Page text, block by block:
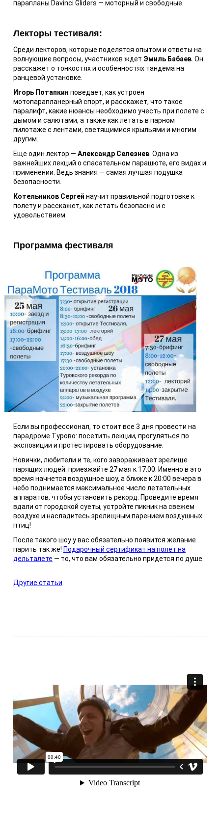
парапланы Davinci Gliders — моторный и свободные.
Лекторы тестиваля:
Среди лекторов, которые поделятся опытом и ответы на
волнующие вопросы, участников ждет Эмиль Бабаев. Он
расскажет о тонкостях и особенностях тандема на
ранцевой установке.
Игорь Потапкин поведает, как устроен
мотопарапланерный спорт, и расскажет, что такое
паралифт, какие нюансы необходимо учесть при полете с
дымом и салютами, а также как летать в парном
пилотаже с лентами, светящимися крыльями и многим
другим.
Еще один лектор — Александр Селезнев. Одна из
важнейших лекций о спасательном парашюте, его видах и
применении. Ведь знания — самая лучшая подушка
безопасности.
Котельников Сергей научит правильной подготовке к
полету и расскажет, как летать безопасно и с
удовольствием.
Программа фестиваля
Если вы профессионал, то стоит все 3 дня провести на
парадроме Турово: посетить лекции, прогуляться по
экспозиции и протестировать оборудование.
Новички, любители и те, кого завораживает зрелище
парящих людей: приезжайте 27 мая к 17:00. Именно в это
время начнется воздушное шоу, а ближе к 20:00 вечера в
небо поднимается максимальное число летательных
аппаратов, чтобы установить рекорд. Проведите время
вдали от городской суеты, устройте пикник на свежем
воздухе и насладитесь зрелищным парением воздушных
птиц!
После такого шоу у вас обязательно появится желание
парить так же! Подарочный сертификат на полет на
дельталете — то, что вам обязательно придется по душе.
Другие статьи